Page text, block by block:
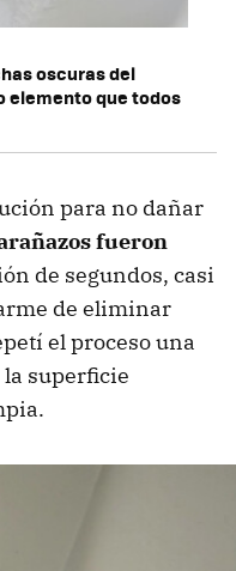
oscuras del
elemento que todos
para no dañar
fueron
de segundos, casi
de eliminar
el proceso una
superficie